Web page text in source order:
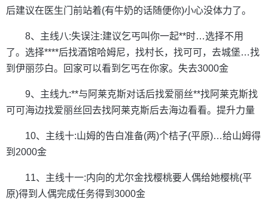
后建议在医生门前站着(有牛奶的话随便你)小心没体力了。
8、主线八:失误注:建议乞丐叫你一起**时…选择不用
了。选择****后找酒馆哈姆尼，找村长，找可可，去城堡…找
到伊丽莎白。回家可以看到乞丐在你家。失去3000金
9、主线九:**与阿莱克斯对话后找爱丽丝**找阿莱克斯找
可可海边找爱丽丝回去找阿莱克斯后去海边看看。提升力量
10、主线十:山姆的告白准备(两)个桔子(平原)…给山姆得
到2000金
11、主线十一:内向的尤尔金找樱桃要人偶给她樱桃(平
原)得到人偶完成任务得到3000金